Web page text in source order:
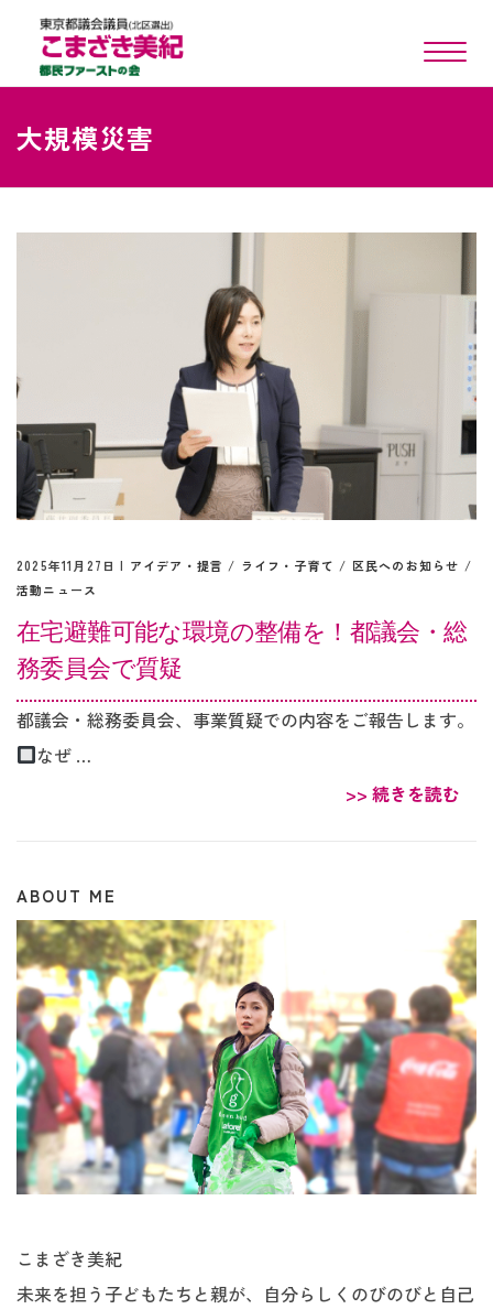
toggle
大規模災害
2025年11月27日 | アイデア・提言 / ライフ・子育て / 区民へのお知らせ /
活動ニュース
在宅避難可能な環境の整備を！都議会・総
務委員会で質疑
都議会・総務委員会、事業質疑での内容をご報告します。
なぜ …
>> 続きを読む
ABOUT ME
こまざき美紀
未来を担う子どもたちと親が、自分らしくのびのびと自己